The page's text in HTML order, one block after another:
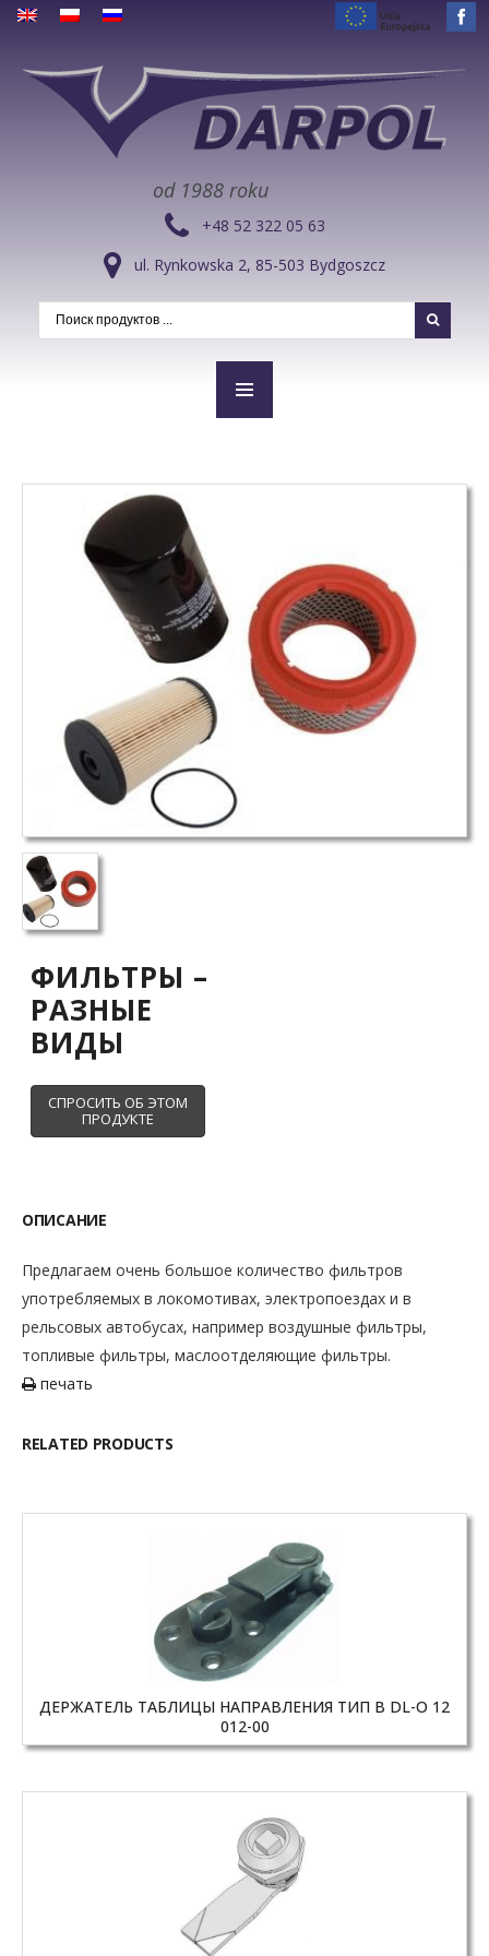
od 1988 roku
+48 52 322 05 63
ul. Rynkowska 2, 85-503 Bydgoszcz
ФИЛЬТРЫ –
РАЗНЫЕ
ВИДЫ
ОПИСАНИЕ
Предлагаем очень большое количество фильтров
употребляемых в локомотивах, электропоездах и в
рельсовых автобусах, например воздушные фильтры,
топливые фильтры, маслоотделяющие фильтры.
печать
RELATED PRODUCTS
ДЕРЖАТЕЛЬ ТАБЛИЦЫ НАПРАВЛЕНИЯ ТИП B DL-O 12
012-00